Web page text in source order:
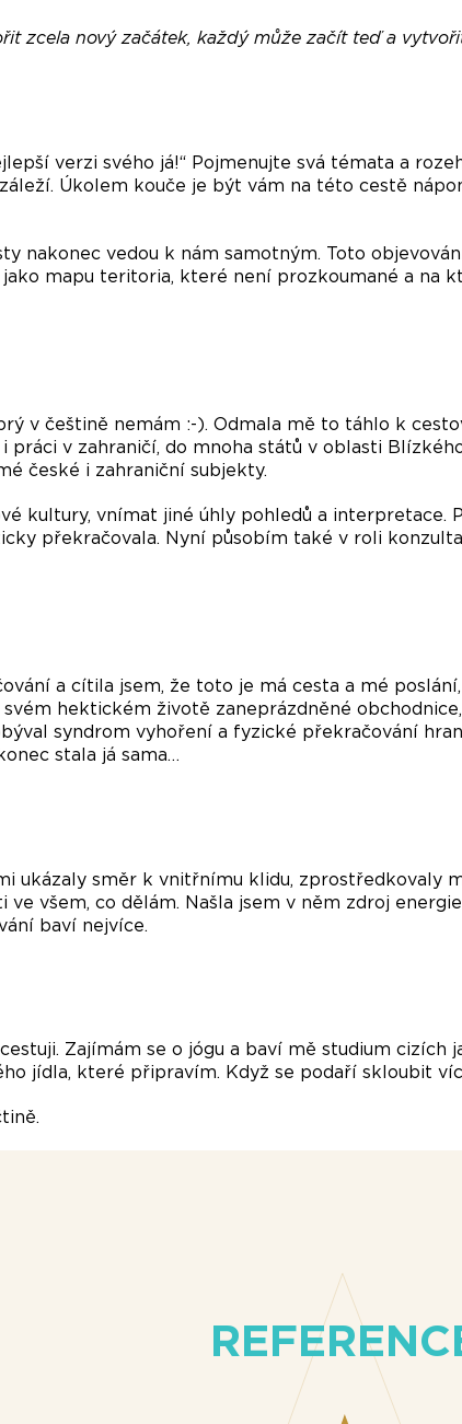
zcela nový začátek, každý může začít teď a
verzi svého já!“ Pojmenujte svá témata a
Úkolem kouče je být vám na této cestě
nakonec vedou k nám samotným. Toto
mapu teritoria, které není prozkoumané a na
v češtině nemám :-). Odmala mě to táhlo k
práci v zahraničí, do mnoha států v oblasti
české i zahraniční subjekty.
kultury, vnímat jiné úhly pohledů a
překračovala. Nyní působím také v roli
a cítila jsem, že toto je má cesta a mé
hektickém životě zaneprázdněné
syndrom vyhoření a fyzické překračování
stala já sama…
ukázaly směr k vnitřnímu klidu, zprostředkovaly
ve všem, co dělám. Našla jsem v něm zdroj
baví nejvíce.
Zajímám se o jógu a baví mě studium
jídla, které připravím. Když se podaří skloubit